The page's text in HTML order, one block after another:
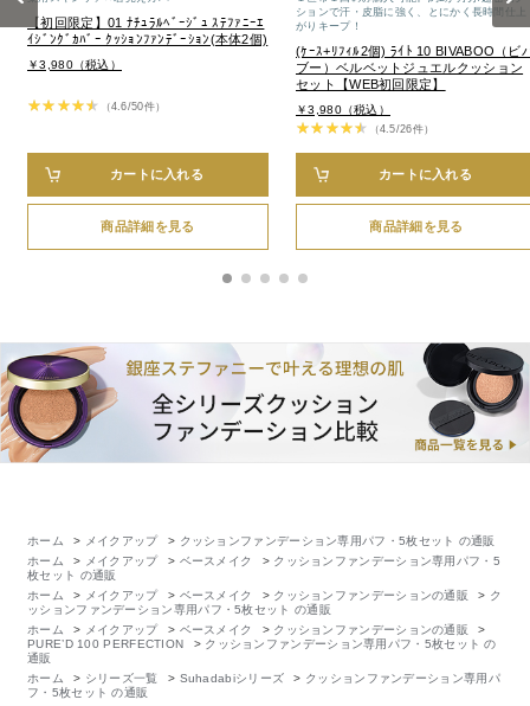
【初回限定】01 ﾅﾁｭﾗﾙﾍﾞｰｼﾞｭ ｽﾃﾌｧﾆｰｴ
ｲｼﾞﾝｸﾞｶﾊﾞｰ ｸｯｼｮﾝﾌｧﾝﾃﾞｰｼｮﾝ(本体2個)
￥3,980（税込）
（4.6/50件）
カートに入れる
商品詳細を見る
ションで汗・皮脂に強く、とにかく長時間仕上
がりキープ！
(ｹｰｽ+ﾘﾌｨﾙ2個) ﾗｲﾄ 10 BIVABOO（ビ
ブー）ベルベットジュエルクッション
セット【WEB初回限定】
￥3,980（税込）
（4.5/26件）
カートに入れる
商品詳細を見る
ホーム > メイクアップ > クッションファンデーション専用パフ・5枚セット の通販
ホーム
> メイクアップ > ベースメイク > クッションファンデーション専用パフ・5
枚セット の通販
ホーム
> メイクアップ > ベースメイク > クッションファンデーションの通販 > ク
ッションファンデーション専用パフ・5枚セット の通販
ホーム
> メイクアップ > ベースメイク > クッションファンデーションの通販
>
PURE’D 100 PERFECTION
> クッションファンデーション専用パフ・5枚セット の
通販
ホーム
> シリーズ一覧 > Suhadabiシリーズ > クッションファンデーション専用パ
フ・5枚セット の通販